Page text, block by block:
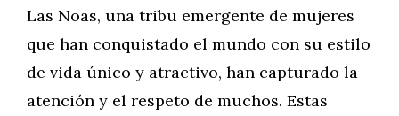
Las Noas, una tribu emergente de mujeres
que han conquistado el mundo con su estilo
de vida único y atractivo, han capturado la
atención y el respeto de muchos. Estas